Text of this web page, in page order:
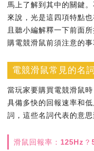
馬上了解到其中的關鍵
來說，光是這四項特點
且聽小編解釋一下前面
購電競滑鼠前須注意的事
電競滑鼠常見的名
當玩家要購買電競滑鼠
具備多快的回報速率和
詞，這些名詞代表的意
滑鼠回報率：125Hz？